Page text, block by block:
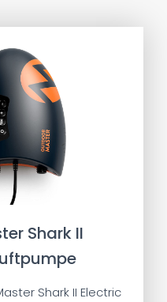
Shark II
Shark II Electric